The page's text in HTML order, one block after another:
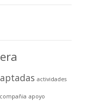
actividades
apoyo